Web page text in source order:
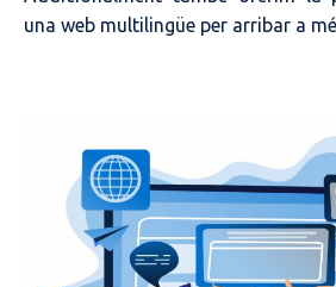
una web multilingüe per arribar a